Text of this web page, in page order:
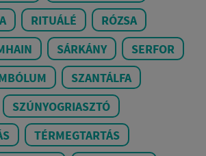
RITUÁLÉ
RÓZSA
SÁRKÁNY
SERFOR
SZANTÁLFA
SZÚNYOGRIASZTÓ
TÉRMEGTARTÁS